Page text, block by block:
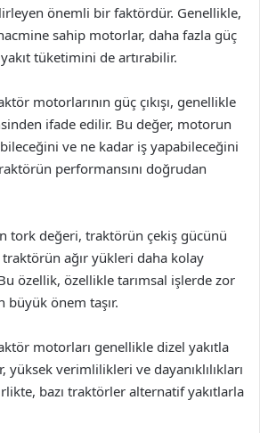
önemli bir faktördür. Genellikle,
sahip motorlar, daha fazla güç
tüketimini de artırabilir.
motorlarının güç çıkışı, genellikle
ifade edilir. Bu değer, motorun
ve ne kadar iş yapabileceğini
performansını doğrudan
tork değeri, traktörün çekiş gücünü
ağır yükleri daha kolay
özellik, özellikle tarımsal işlerde zor
büyük önem taşır.
motorları genellikle dizel yakıtla
yüksek verimlilikleri ve dayanıklılıkları
bazı traktörler alternatif yakıtlarla